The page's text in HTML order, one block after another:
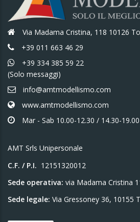
Via Madama Cristina, 118 10126
+39 011 663 46 29
+39 334 385 59 22
(Solo messaggi)
info@amtmodellismo.com
www.amtmodellismo.com
Mar - Sab 10.00-12.30 / 14.30-19.00
AMT Srls Unipersonale
C.F. / P.I. 12151320012
Sede operativa: via Madama Cristina
Sede legale: Via Gressoney 36, 10155